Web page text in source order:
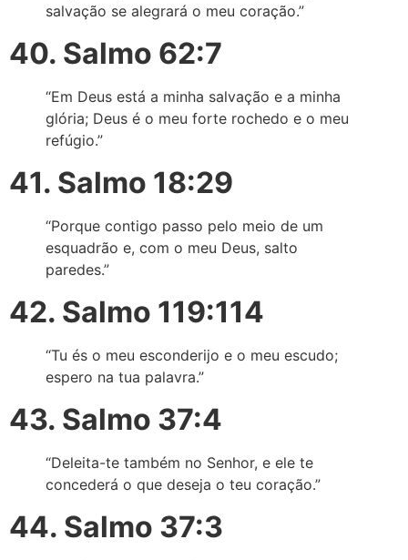
salvação se alegrará o meu coração.”
40. Salmo 62:7
“Em Deus está a minha salvação e a minha
glória; Deus é o meu forte rochedo e o meu
refúgio.”
41. Salmo 18:29
“Porque contigo passo pelo meio de um
esquadrão e, com o meu Deus, salto
paredes.”
42. Salmo 119:114
“Tu és o meu esconderijo e o meu escudo;
espero na tua palavra.”
43. Salmo 37:4
“Deleita-te também no Senhor, e ele te
concederá o que deseja o teu coração.”
44. Salmo 37:3